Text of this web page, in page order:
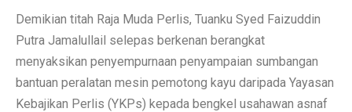
Demikian titah Raja Muda Perlis, Tuanku Syed Faizuddin
Putra Jamalullail selepas berkenan berangkat
menyaksikan penyempurnaan penyampaian sumbangan
bantuan peralatan mesin pemotong kayu daripada Yayasan
Kebajikan Perlis (YKPs) kepada bengkel usahawan asnaf